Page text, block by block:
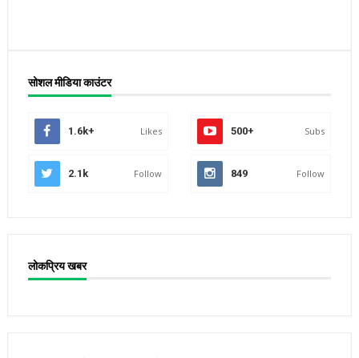
सोशल मीडिया काउंटर
1.6k+ Likes 500+ Subs
2.1k Follow 849 Follow
लोकप्रिय खबर